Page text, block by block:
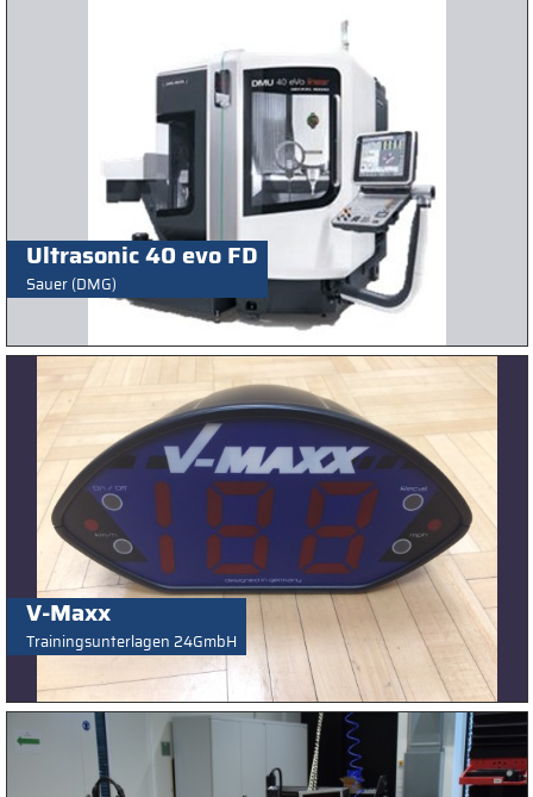
Ultrasonic 40 evo FD
Sauer (DMG)
V-Maxx
Trainingsunterlagen 24GmbH